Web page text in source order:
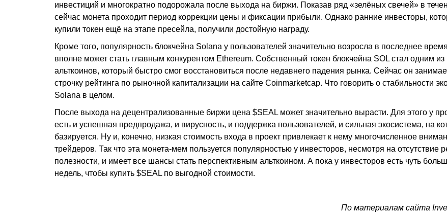
инвестиций и многократно подорожала после выхода на биржи. Показав ряд «зелёных свечей» в
сейчас монета проходит период коррекции цены и фиксации прибыли. Однако ранние инвесторы,
купили токен ещё на этапе пресейла, получили достойную награду.
Кроме того, популярность блокчейна Solana у пользователей значительно возросла в последнее
вполне может стать главным конкурентом Ethereum. Собственный токен блокчейна SOL стал одним
альткоинов, который быстро смог восстановиться после недавнего падения рынка. Сейчас он
строчку рейтинга по рыночной капитализации на сайте Coinmarketcap. Что говорить о стабильности
Solana в целом.
После выхода на децентрализованные биржи цена $SEAL может значительно вырасти. Для этого у
есть и успешная предпродажа, и вирусность, и поддержка пользователей, и сильная экосистема, на
базируется. Ну и, конечно, низкая стоимость входа в проект привлекает к нему многочисленное
трейдеров. Так что эта монета-мем пользуется популярностью у инвесторов, несмотря на отсутствие
полезности, и имеет все шансы стать перспективным альткоином. А пока у инвесторов есть чуть
недель, чтобы купить $SEAL по выгодной стоимости.
По материалам сайта